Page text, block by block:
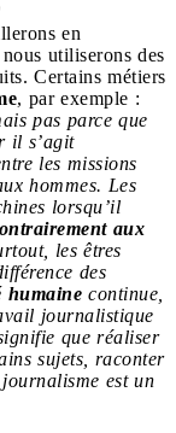
en
utiliserons des
Certains métiers
, par exemple :
pas parce que
il s’agit
les missions
hommes. Les
lorsqu’il
aux
les êtres
des
humaine continue,
journalistique
que réaliser
sujets, raconter
est un